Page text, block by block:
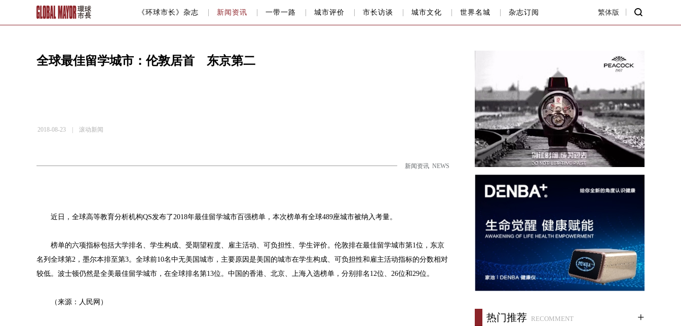
《环球市长》杂志 新闻资讯 一带一路 城市评价 市长访谈 城市文化 世界名城 杂志订阅 繁体版
全球最佳留学城市：伦敦居首 东京第二
2018-08-23 | 滚动新闻
新闻资讯 NEWS
近日，全球高等教育分析机构QS发布了2018年最佳留学城市百强榜单，本次榜单有全球489座城市被纳入考量。
榜单的六项指标包括大学排名、学生构成、受期望程度、雇主活动、可负担性、学生评价。伦敦排在最佳留学城市第1位，东京
名列全球第2，墨尔本排至第3。全球前10名中无美国城市，主要原因是美国的城市在学生构成、可负担性和雇主活动指标的分数相对
较低。波士顿仍然是全美最佳留学城市，在全球排名第13位。中国的香港、北京、上海入选榜单，分别排名12位、26位和29位。
（来源：人民网）
热门推荐 RECOMMENT +